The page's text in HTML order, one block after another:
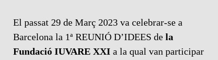
El passat 29 de Març 2023 va celebrar-se a
Barcelona la 1ª REUNIÓ D’IDEES de la
Fundació IUVARE XXI a la qual van participar